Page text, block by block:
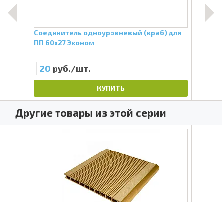
Соединитель одноуровневый (краб) для
ПП 60х27 Эконом
20 руб./шт.
КУПИТЬ
Другие товары из этой серии